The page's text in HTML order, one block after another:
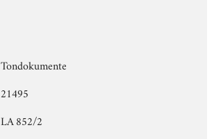
Tondokumente
21495
LA 852/2